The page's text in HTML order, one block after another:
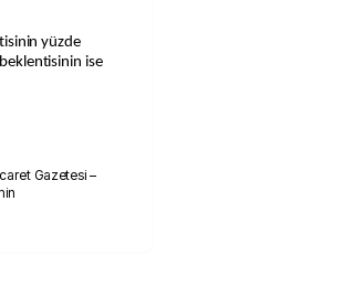
yüzde
ise
Gazetesi –